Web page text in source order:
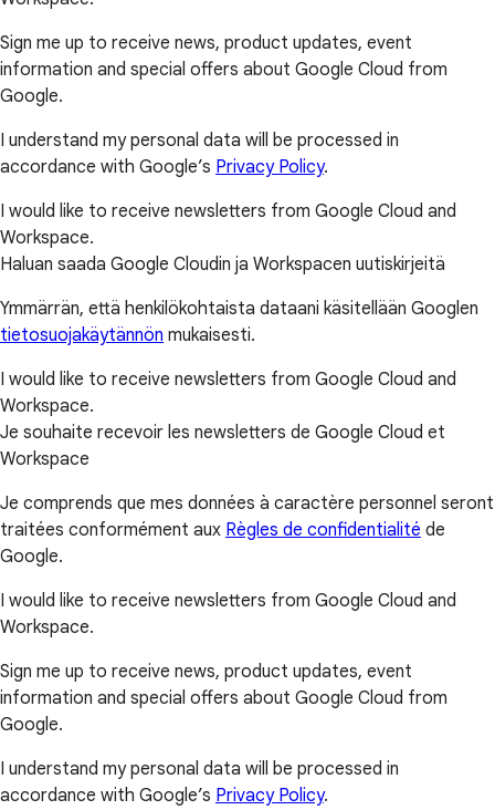
Sign me up to receive news, product updates, event
information and special offers about Google Cloud from
Google.
I understand my personal data will be processed in
accordance with Google’s Privacy Policy.
I would like to receive newsletters from Google Cloud and
Workspace.
Haluan saada Google Cloudin ja Workspacen uutiskirjeitä
Ymmärrän, että henkilökohtaista dataani käsitellään Googlen
tietosuojakäytännön mukaisesti.
I would like to receive newsletters from Google Cloud and
Workspace.
Je souhaite recevoir les newsletters de Google Cloud et
Workspace
Je comprends que mes données à caractère personnel seront
traitées conformément aux Règles de confidentialité de
Google.
I would like to receive newsletters from Google Cloud and
Workspace.
Sign me up to receive news, product updates, event
information and special offers about Google Cloud from
Google.
I understand my personal data will be processed in
accordance with Google’s Privacy Policy.